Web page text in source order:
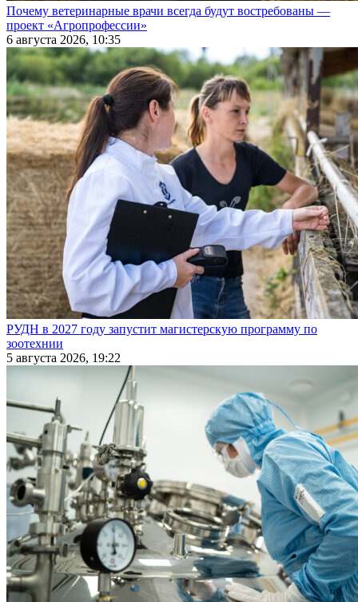
Почему ветеринарные врачи всегда будут востребованы —
проект «Агропрофессии»
6 августа 2026, 10:35
РУДН в 2027 году запустит магистерскую программу по
зоотехнии
5 августа 2026, 19:22